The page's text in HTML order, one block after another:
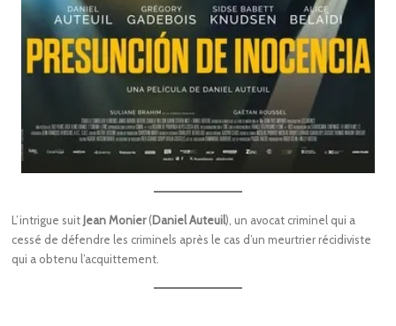
L’intrigue suit Jean Monier(Daniel Auteuil), un avocat criminel qui a
cessé de défendre les criminels après le cas d’un meurtrier récidiviste
qui a obtenu l’acquittement.